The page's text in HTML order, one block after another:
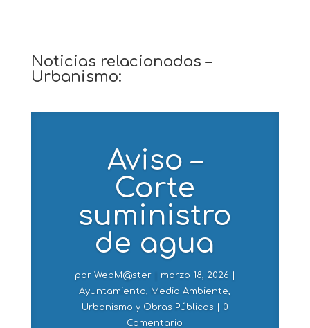
Noticias relacionadas –
Urbanismo:
Aviso –
Corte
suministro
de agua
por WebM@ster| marzo 18, 2026
Ayuntamiento, Medio Ambiente,
Urbanismo y Obras Públicas | 0
Comentario